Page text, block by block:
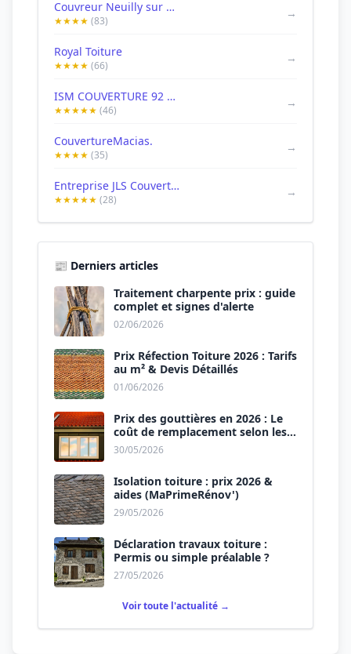
Couvreur Neuilly sur Seine 92200 - Couvrexpert entreprise de couverture, toiture, isolation zinguerie
★★★★ (83)
→
Royal Toiture
★★★★ (66)
→
ISM COUVERTURE 92 SOS FUITE
★★★★★ (46)
→
CouvertureMacias.
★★★★ (35)
→
Entreprise JLS Couverture - Couvreur Neuilly-sur-Seine
★★★★★ (28)
→
📰 Derniers articles
Traitement charpente prix : guide
complet et signes d'alerte
02/06/2026
Prix Réfection Toiture 2026 : Tarifs
au m² & Devis Détaillés
01/06/2026
Prix des gouttières en 2026 : Le
coût de remplacement selon les
matériaux
30/05/2026
Isolation toiture : prix 2026 &
aides (MaPrimeRénov')
29/05/2026
Déclaration travaux toiture :
Permis ou simple préalable ?
27/05/2026
Voir toute l'actualité →